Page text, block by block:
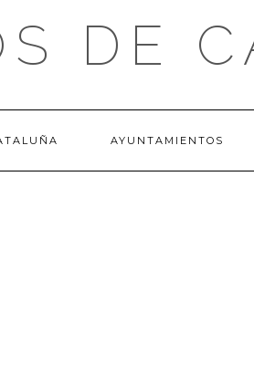
DE
AYUNTAMIENTOS